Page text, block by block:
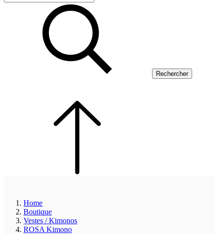
Rechercher
Home
Boutique
Vestes / Kimonos
ROSA Kimono